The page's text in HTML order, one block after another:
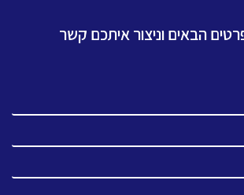
הבאים וניצור איתכם קשר